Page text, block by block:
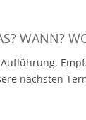
WANN?
nächsten